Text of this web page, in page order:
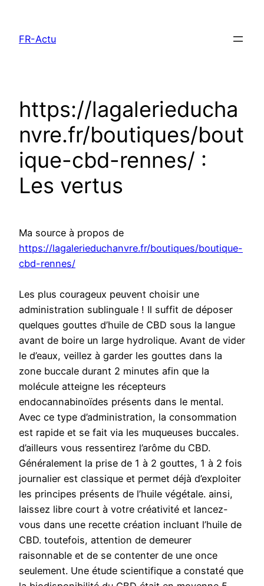
contenu
FR-Actu
https://lagalerieducha
nvre.fr/boutiques/bout
ique-cbd-rennes/ :
Les vertus
Ma source à propos de
https://lagalerieduchanvre.fr/boutiques/boutique-
cbd-rennes/
Les plus courageux peuvent choisir une
administration sublinguale ! Il suffit de déposer
quelques gouttes d’huile de CBD sous la langue
avant de boire un large hydrolique. Avant de vider
le d’eaux, veillez à garder les gouttes dans la
zone buccale durant 2 minutes afin que la
molécule atteigne les récepteurs
endocannabinoïdes présents dans le mental.
Avec ce type d’administration, la consommation
est rapide et se fait via les muqueuses buccales.
d’ailleurs vous ressentirez l’arôme du CBD.
Généralement la prise de 1 à 2 gouttes, 1 à 2 fois
journalier est classique et permet déjà d’exploiter
les principes présents de l’huile végétale. ainsi,
laissez libre court à votre créativité et lancez-
vous dans une recette création incluant l’huile de
CBD. toutefois, attention de demeurer
raisonnable et de se contenter de une once
seulement. Une étude scientifique a constaté que